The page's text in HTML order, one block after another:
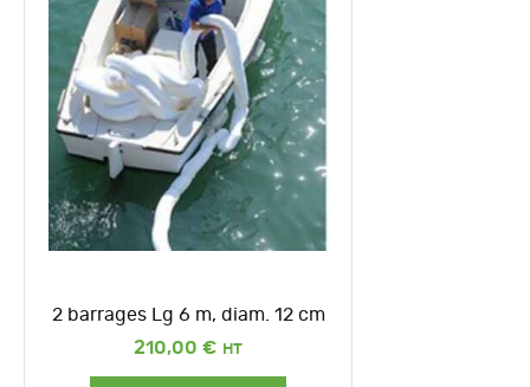
2 barrages Lg 6 m, diam. 12 cm
210,00 €